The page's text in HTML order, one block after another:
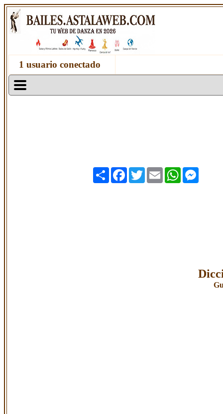
1 usuario conectado
Share Facebook
TwitterEmail WhatsApp